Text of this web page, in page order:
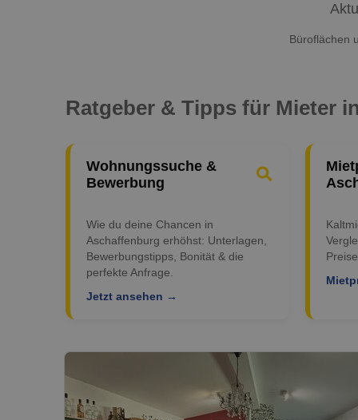
Büroflächen
Ratgeber & Tipps für Mieter
Wohnungssuche &
Bewerbung
Wie du deine Chancen in
Aschaffenburg erhöhst: Unterlagen,
Bewerbungstipps, Bonität & die
perfekte Anfrage.
Jetzt ansehen →